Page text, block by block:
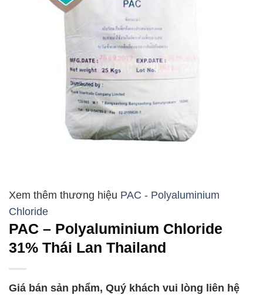
PAC - Polyaluminium
Chloride
PAC – Polyaluminium Chloride
31% Thái Lan Thailand
Giá bán sản phẩm, Quý khách vui lòng liên hệ